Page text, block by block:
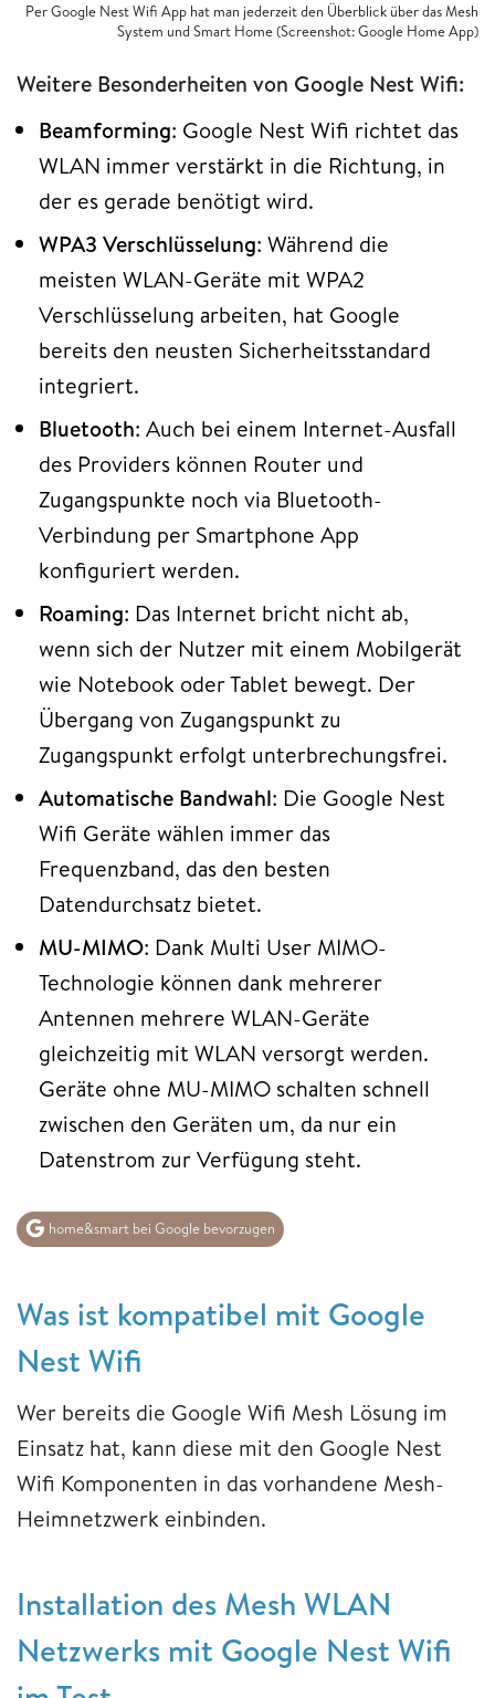
Per Google Nest Wifi App hat man jederzeit den Überblick über das Mesh
System und Smart Home (Screenshot: Google Home App)
Weitere Besonderheiten von Google Nest Wifi:
Beamforming: Google Nest Wifi richtet das
WLAN immer verstärkt in die Richtung, in
der es gerade benötigt wird.
WPA3 Verschlüsselung: Während die
meisten WLAN-Geräte mit WPA2
Verschlüsselung arbeiten, hat Google
bereits den neusten Sicherheitsstandard
integriert.
Bluetooth: Auch bei einem Internet-Ausfall
des Providers können Router und
Zugangspunkte noch via Bluetooth-
Verbindung per Smartphone App
konfiguriert werden.
Roaming: Das Internet bricht nicht ab,
wenn sich der Nutzer mit einem Mobilgerät
wie Notebook oder Tablet bewegt. Der
Übergang von Zugangspunkt zu
Zugangspunkt erfolgt unterbrechungsfrei.
Automatische Bandwahl: Die Google Nest
Wifi Geräte wählen immer das
Frequenzband, das den besten
Datendurchsatz bietet.
MU-MIMO: Dank Multi User MIMO-
Technologie können dank mehrerer
Antennen mehrere WLAN-Geräte
gleichzeitig mit WLAN versorgt werden.
Geräte ohne MU-MIMO schalten schnell
zwischen den Geräten um, da nur ein
Datenstrom zur Verfügung steht.
home&smart bei Google bevorzugen
Was ist kompatibel mit Google
Nest Wifi
Wer bereits die Google Wifi Mesh Lösung im
Einsatz hat, kann diese mit den Google Nest
Wifi Komponenten in das vorhandene Mesh-
Heimnetzwerk einbinden.
Installation des Mesh WLAN
Netzwerks mit Google Nest Wifi